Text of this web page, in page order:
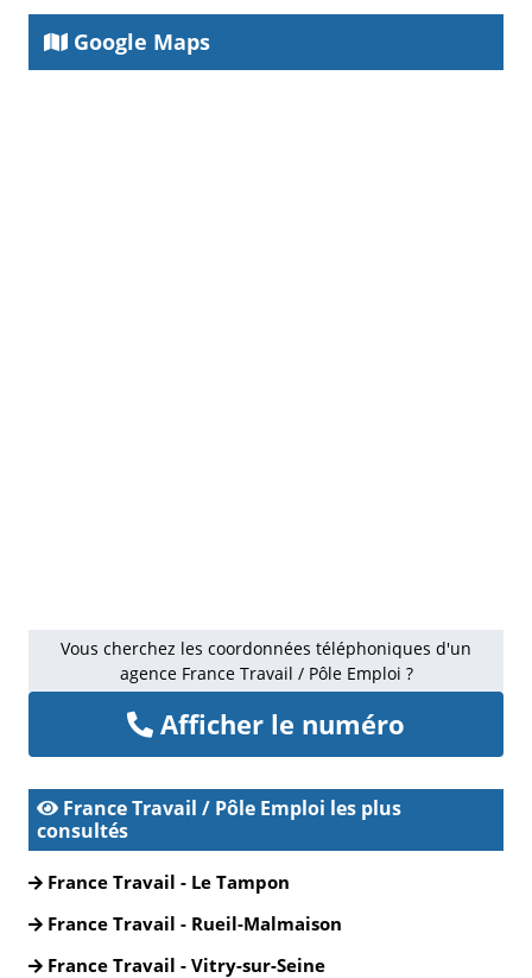
Google Maps
Vous cherchez les coordonnées téléphoniques d'un
agence France Travail / Pôle Emploi ?
Afficher le numéro
France Travail / Pôle Emploi les plus
consultés
France Travail - Le Tampon
France Travail - Rueil-Malmaison
France Travail - Vitry-sur-Seine